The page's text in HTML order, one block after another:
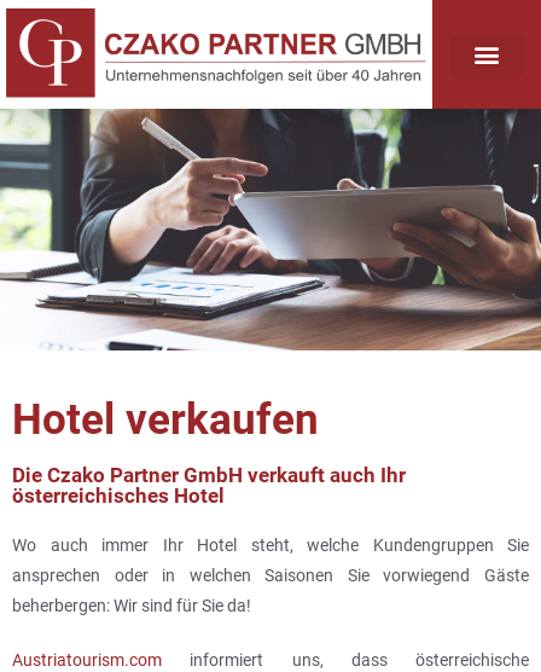
Hotel verkaufen
Die Czako Partner GmbH verkauft auch Ihr
österreichisches Hotel
Wo auch immer Ihr Hotel steht, welche Kundengruppen Sie
ansprechen oder in welchen Saisonen Sie vorwiegend Gäste
beherbergen: Wir sind für Sie da!
Austriatourism.com informiert uns, dass österreichische